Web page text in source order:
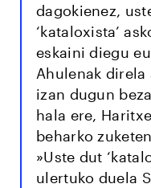
dagokienez,
‘kataloxista’
eskaini diegu
Ahulenak
izan dugun
hala ere,
beharko
»Uste dut
ulertuko duela